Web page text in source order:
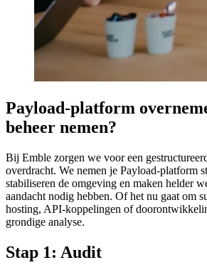
Payload-platform
beheer nemen?
Bij Emble zorgen we voor een
overdracht. We nemen je Payload-platform
stabiliseren de omgeving en maken helder
aandacht nodig hebben. Of het nu gaat om
hosting, API-koppelingen of
grondige analyse.
Stap 1: Audit